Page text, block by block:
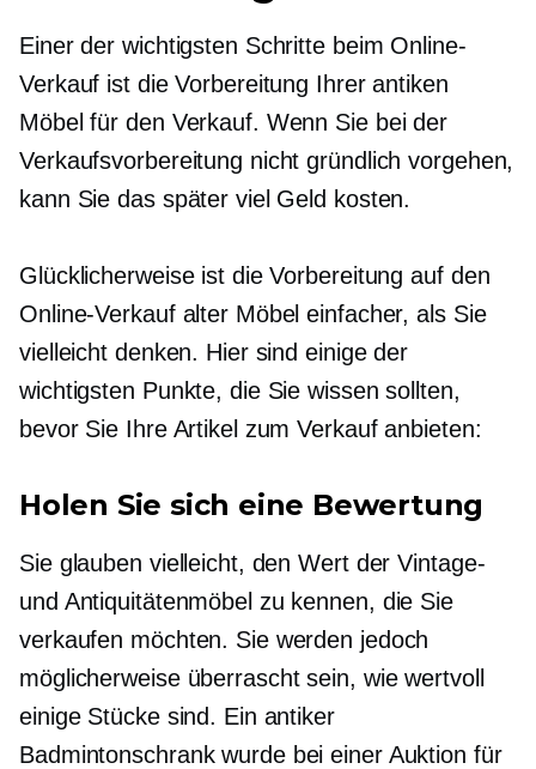
Einer der wichtigsten Schritte beim Online-
Verkauf ist die Vorbereitung Ihrer antiken
Möbel für den Verkauf. Wenn Sie bei der
Verkaufsvorbereitung nicht gründlich vorgehen,
kann Sie das später viel Geld kosten.
Glücklicherweise ist die Vorbereitung auf den
Online-Verkauf alter Möbel einfacher, als Sie
vielleicht denken. Hier sind einige der
wichtigsten Punkte, die Sie wissen sollten,
bevor Sie Ihre Artikel zum Verkauf anbieten:
Holen Sie sich eine Bewertung
Sie glauben vielleicht, den Wert der Vintage-
und Antiquitätenmöbel zu kennen, die Sie
verkaufen möchten. Sie werden jedoch
möglicherweise überrascht sein, wie wertvoll
einige Stücke sind. Ein antiker
Badmintonschrank wurde bei einer Auktion für